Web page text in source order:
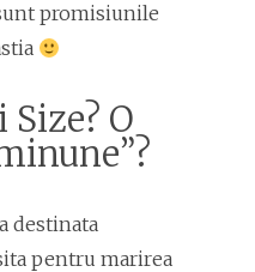
promisiunile
O
destinata
pentru marirea